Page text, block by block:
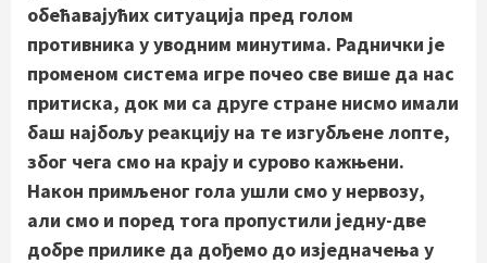
обећавајућих ситуација пред голом
противника у уводним минутима. Раднички је
променом система игре почео све више да нас
притиска, док ми са друге стране нисмо имали
баш најбољу реакцију на те изгубљене лопте,
због чега смо на крају и сурово кажњени.
Након примљеног гола ушли смо у нервозу,
али смо и поред тога пропустили једну-две
добре прилике да дођемо до изједначења у